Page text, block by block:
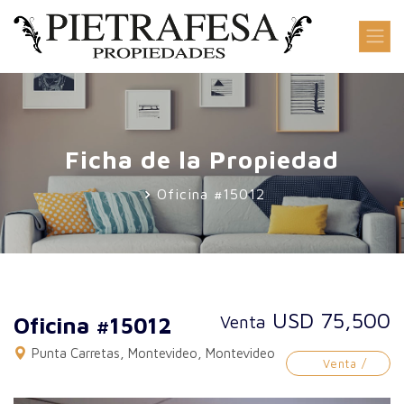
Ficha de la Propiedad
Oficina #15012
Oficina #15012 Venta USD 75,500
Punta Carretas, Montevideo, Montevideo
Venta /